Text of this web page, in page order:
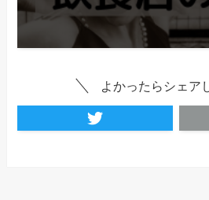
よかったらシェア